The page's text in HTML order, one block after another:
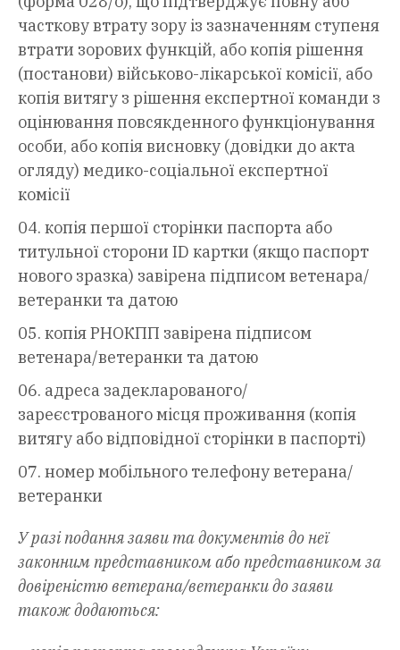
часткову втрату зору із зазначенням ступеня
втрати зорових функцій, або копія рішення
(постанови) військово-лікарської комісії, або
копія витягу з рішення експертної команди з
оцінювання повсякденного функціонування
особи, або копія висновку (довідки до акта
огляду) медико-соціальної експертної
комісії
копія першої сторінки паспорта або
титульної сторони ID картки (якщо паспорт
нового зразка) завірена підписом ветенара/
ветеранки та датою
копія РНОКПП завірена підписом
ветенара/ветеранки та датою
адреса задекларованого/
зареєстрованого місця проживання (копія
витягу або відповідної сторінки в паспорті)
номер мобільного телефону ветерана/
ветеранки
У разі подання заяви та документів до неї
законним представником або представником за
довіреністю ветерана/ветеранки до заяви
також додаються: